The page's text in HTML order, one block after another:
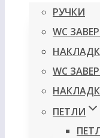
РУЧКИ
WC
WC
ПЕТЛИ